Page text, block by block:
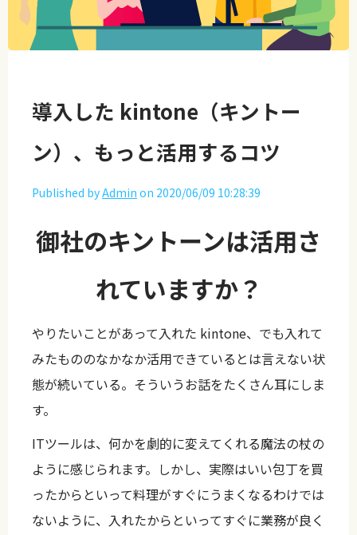
導入した kintone（キントー
ン）、もっと活用するコツ
Published byAdmin on 2020/06/09 10:28:39
御社のキントーンは活用さ
れていますか？
やりたいことがあって入れた kintone、でも入れて
みたもののなかなか活用できているとは言えない状
態が続いている。そういうお話をたくさん耳にしま
す。
ITツールは、何かを劇的に変えてくれる魔法の杖の
ように感じられます。しかし、実際はいい包丁を買
ったからといって料理がすぐにうまくなるわけでは
ないように、入れたからといってすぐに業務が良く